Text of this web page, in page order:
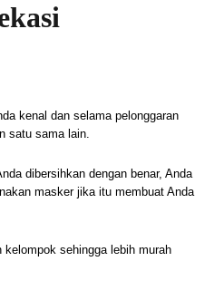
kenal dan selama pelonggaran
satu sama lain.
dibersihkan dengan benar, Anda
masker jika itu membuat Anda
sehingga lebih murah